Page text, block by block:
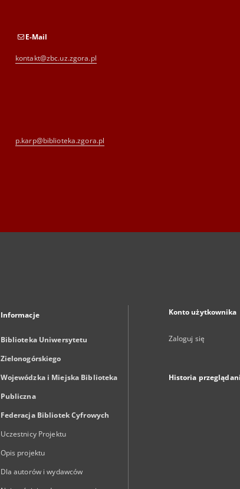
E-Mail
kontakt@zbc.uz.zgora.pl
p.karp@biblioteka.zgora.pl
Informacje
Biblioteka Uniwersytetu
Zielonogórskiego
Wojewódzka i Miejska Biblioteka
Publiczna
Federacja Bibliotek Cyfrowych
Uczestnicy Projektu
Opis projektu
Dla autorów i wydawców
Konto użytkownika
Zaloguj się
Historia